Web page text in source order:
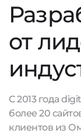
от
С 2013 года
более 20
клиентов из